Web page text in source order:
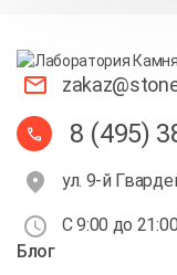
8 (495)
ул. 9-й
С 9:00 до 21:00
Блог